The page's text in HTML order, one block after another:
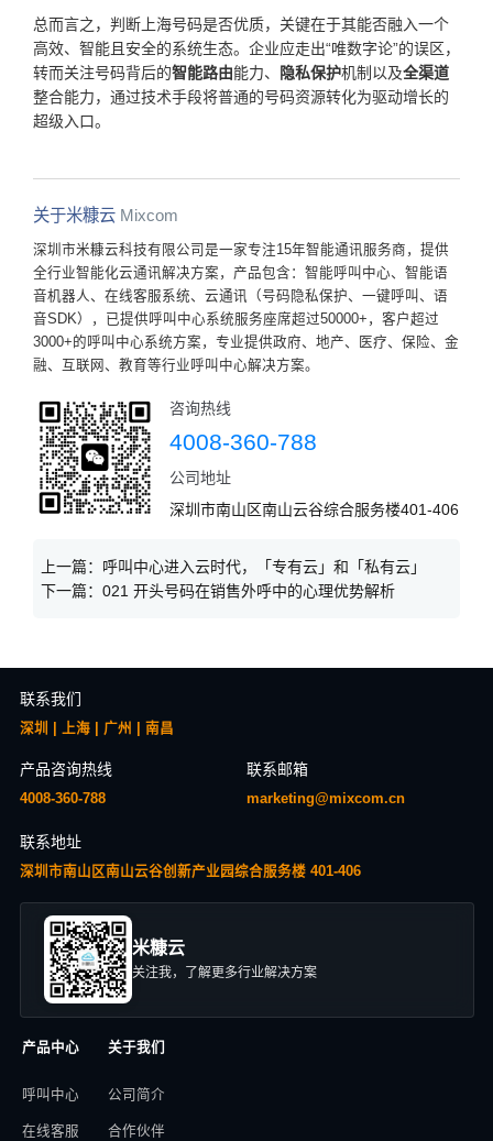
总而言之，判断上海号码是否优质，关键在于其能否融入一个
高效、智能且安全的系统生态。企业应走出“唯数字论”的误区，
转而关注号码背后的智能路由能力、 隐私保护机制以及全渠道
整合能力，通过技术手段将普通的号码资源转化为驱动增长的
超级入口。
关于米糠云 Mixcom
深圳市米糠云科技有限公司是一家专注15年智能通讯服务商，提供
全行业智能化云通讯解决方案，产品包含：智能呼叫中心、智能语
音机器人、在线客服系统、云通讯（号码隐私保护、一键呼叫、语
音SDK），已提供呼叫中心系统服务座席超过50000+，客户超过
3000+的呼叫中心系统方案，专业提供政府、地产、医疗、保险、金
融、互联网、教育等行业呼叫中心解决方案。
咨询热线
4008-360-788
公司地址
深圳市南山区南山云谷综合服务楼401-406
上一篇： 呼叫中心进入云时代，「专有云」和「私有云」
下一篇： 021 开头号码在销售外呼中的心理优势解析
联系我们
深圳 | 上海 | 广州 | 南昌
产品咨询热线
4008-360-788
联系邮箱
marketing@mixcom.cn
联系地址
深圳市南山区南山云谷创新产业园综合服务楼 401-406
米糠云
关注我，了解更多行业解决方案
产品中心
呼叫中心
在线客服
关于我们
公司简介
合作伙伴